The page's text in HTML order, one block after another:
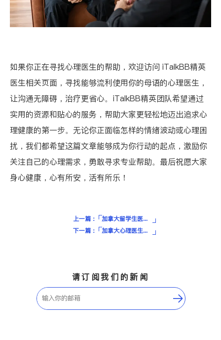
如果你正在寻找心理医生的帮助，欢迎访问 iTalkBB精英
医生相关页面 ，寻找能够流利使用你的母语的心理医生，
让沟通无障碍，治疗更省心。iTalkBB精英团队希望通过
实用的资源和贴心的服务，帮助大家更轻松地迈出追求心
理健康的第一步。无论你正面临怎样的情绪波动或心理困
扰，我们都希望这篇文章能够成为你行动的起点，激励你
关注自己的心理需求，勇敢寻求专业帮助。最后祝愿大家
身心健康，心有所安，活有所乐！
上一篇：
加拿大留学生医疗保险怎么买？加国医疗福利原来是这么用！
下一篇：
加拿大心理医生费用揭秘，几种渠道帮你把价格打下来！
请订阅我们的新闻